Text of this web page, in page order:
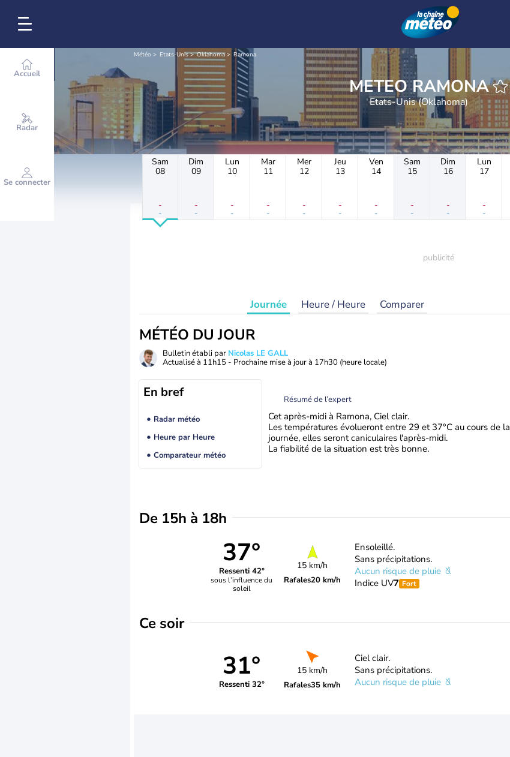
Accueil
Radar
Se connecter
Météo Etats-Unis Oklahoma Ramona
METEO RAMONA
Etats-Unis (Oklahoma)
Sam
08
-
-
Dim
09
-
-
Lun
10
-
-
Mar
11
-
-
Mer
12
-
-
Jeu
13
-
-
Ven
14
-
-
Sam
15
-
-
Dim
16
-
-
Lun
17
-
-
Journée Heure / Heure Comparer
MÉTÉO DU JOUR
Bulletin établi par Nicolas LE GALL
Actualisé à 11h15 - Prochaine mise à jour à 17h30 (heure locale)
En bref
Radar météo
Heure par Heure
Comparateur météo
Résumé de l’expert
Cet après-midi à Ramona, Ciel clair.
Les températures évolueront entre 29 et 37°C au cours de la
journée, elles seront caniculaires l'après-midi.
La fiabilité de la situation est très bonne.
De 15h à 18h
37°
Ressenti 42°
sous l’influence du
soleil
15 km/h
Rafales20 km/h
Ensoleillé.
Sans précipitations.
Aucun risque de pluie
Indice UV7 Fort
Ce soir
31°
Ressenti 32°
15 km/h
Rafales35 km/h
Ciel clair.
Sans précipitations.
Aucun risque de pluie